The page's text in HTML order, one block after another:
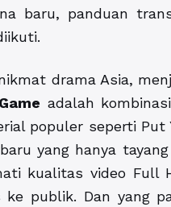
baru, panduan
drama Asia,
adalah
populer seperti Put
yang hanya
kualitas video Full
ke publik. Dan yang